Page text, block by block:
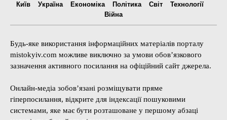
Київ Україна Економіка Політика Світ
Технології
Війна
Будь-яке використання інформаційних матеріалів порталу
mistokyiv.com можливе виключно за умови обов’язкового
зазначення активного посилання на офіційний сайт джерела.
Онлайн-медіа зобов’язані розміщувати пряме
гіперпосилання, відкрите для індексації пошуковими
системами, яке має бути розташоване у першому абзаці